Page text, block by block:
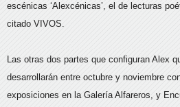
escénicas ‘Alexcénicas’, el de lecturas
citado VIVOS.
Las otras dos partes que configuran Alex
desarrollarán entre octubre y noviembre
exposiciones en la Galería Alfareros, y